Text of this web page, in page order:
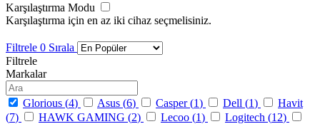
Karşılaştırma Modu
Karşılaştırma için en az iki cihaz seçmelisiniz.
Filtrele 0 Sırala
Filtrele
Markalar
Glorious (4) Asus (6) Casper (1) Dell (1)
Havit
(7) HAWK GAMING (2) Lecoo (1) Logitech (12)